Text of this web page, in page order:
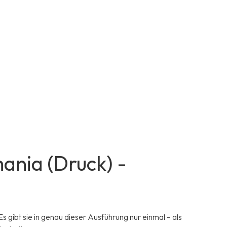
(Druck) -
gibt sie in genau dieser Ausführung nur einmal – als